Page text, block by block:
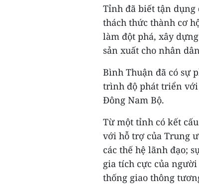
Tỉnh đã biết tận
thách thức thành cơ
làm đột phá, xây
sản xuất cho nhân
Bình Thuận đã có sự
trình độ phát triển
Đông Nam Bộ.
Từ một tỉnh có kết
với hỗ trợ của Trung
các thế hệ lãnh đạo;
gia tích cực của
thống giao thông